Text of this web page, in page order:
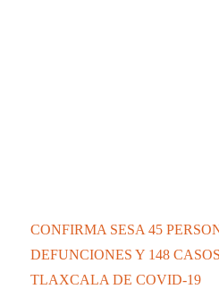
CONFIRMA SESA 45
DEFUNCIONES Y 148
TLAXCALA DE COVID-19